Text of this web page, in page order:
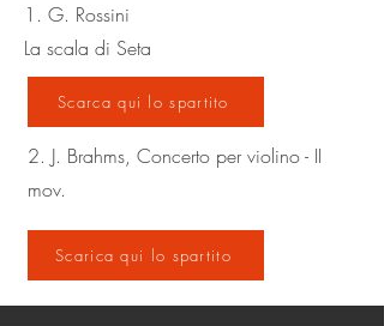
1. G. Rossini
La scala di Seta
Scarca qui lo spartito
2. J. Brahms, Concerto per violino - II
mov.
Scarica qui lo spartito